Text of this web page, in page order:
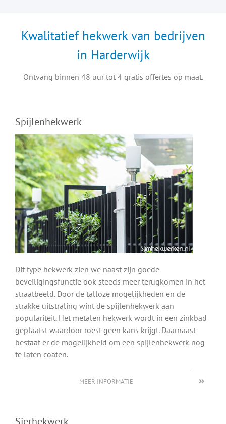
Kwalitatief hekwerk van bedrijven
in Harderwijk
Ontvang binnen 48 uur tot 4 gratis offertes op maat.
Spijlenhekwerk
Dit type hekwerk zien we naast zijn goede
beveiligingsfunctie ook steeds meer terugkomen in het
straatbeeld. Door de talloze mogelijkheden en de
strakke uitstraling wint de spijlenhekwerk aan
populariteit. Het metalen hekwerk wordt in een zinkbad
geplaatst waardoor roest geen kans krijgt. Daarnaast
bestaat er de mogelijkheid om een spijlenhekwerk nog
te laten coaten.
MEER INFORMATIE
Sierhekwerk